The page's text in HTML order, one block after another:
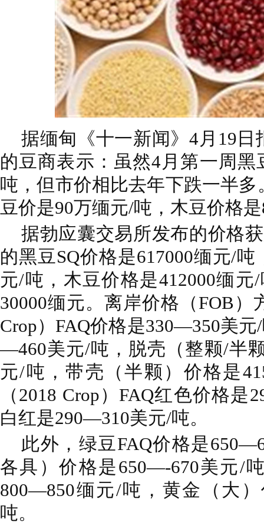
据缅甸《十一新闻》4月19
的豆商表示：虽然4月第一周黑
吨，但市价相比去年下跌一半多
豆价是90万缅元/吨，木豆价格
据勃应囊交易所发布的价格
的黑豆SQ价格是617000缅元/吨
元/吨，木豆价格是412000缅
30000缅元。离岸价格（FOB）
Crop）FAQ价格是330—350美元
—460美元/吨，脱壳（整颗/半
元/吨，带壳（半颗）价格是
（2018 Crop）FAQ红色价格
白红是290—310美元/吨。
此外，绿豆FAQ价格是
各具）价格是650—-670美元/
800—850缅元/吨，黄金（大
吨。